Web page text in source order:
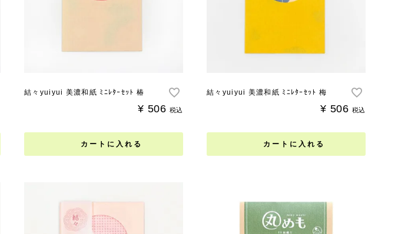
結々yuiyui 美濃和紙 ﾐﾆﾚﾀｰｾｯﾄ 椿
カートに入れる
¥ 506 税込
結々yuiyui 美濃和紙 ﾐﾆﾚﾀｰｾｯﾄ 梅
カートに入れる
¥ 506 税込